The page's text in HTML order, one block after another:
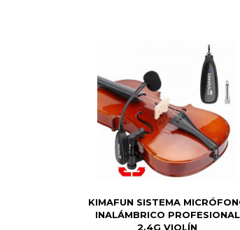
KIMAFUN SISTEMA
INALÁMBRICO PROFESIONAL
2.4G VIOLÍN